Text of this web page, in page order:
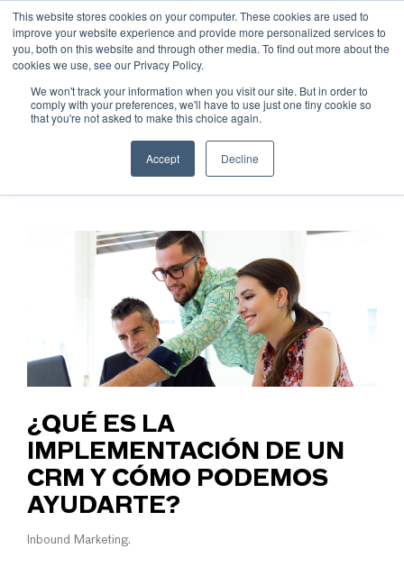
This website stores cookies on your computer. These cookies are used to
improve your website experience and provide more personalized services to
you, both on this website and through other media. To find out more about the
cookies we use, see our Privacy Policy.
We won't track your information when you visit our site. But in order to
comply with your preferences, we'll have to use just one tiny cookie so
that you're not asked to make this choice again.
Accept Decline
TODOS (123) INBOUND MARKETING (55)
BRANDING (26) AUDIOVISUAL (16)
¿QUÉ ES LA
IMPLEMENTACIÓN DE UN
CRM Y CÓMO PODEMOS
AYUDARTE?
Inbound Marketing